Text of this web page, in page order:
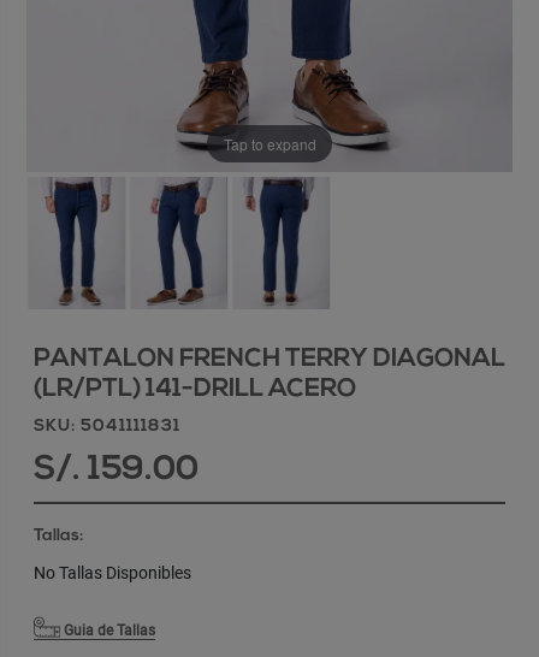
Tap to expand
PANTALON FRENCH TERRY DIAGONAL
(LR/PTL) 141-DRILL ACERO
SKU: 5041111831
S/. 159.00
Tallas:
No Tallas Disponibles
Guia de Tallas